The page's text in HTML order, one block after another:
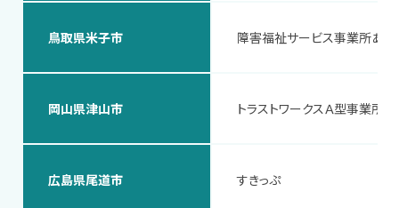
鳥取県米子市 障害福祉サービス事業所あん
岡山県津山市 トラストワークスＡ型事業所
広島県尾道市 すきっぷ